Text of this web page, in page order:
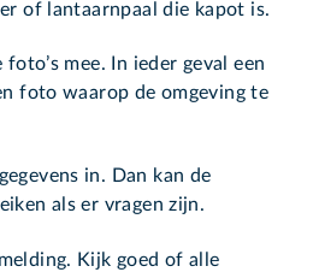
of lantaarnpaal die kapot is.
mee. In ieder geval een
foto waarop de omgeving te
in. Dan kan de
als er vragen zijn.
Kijk goed of alle